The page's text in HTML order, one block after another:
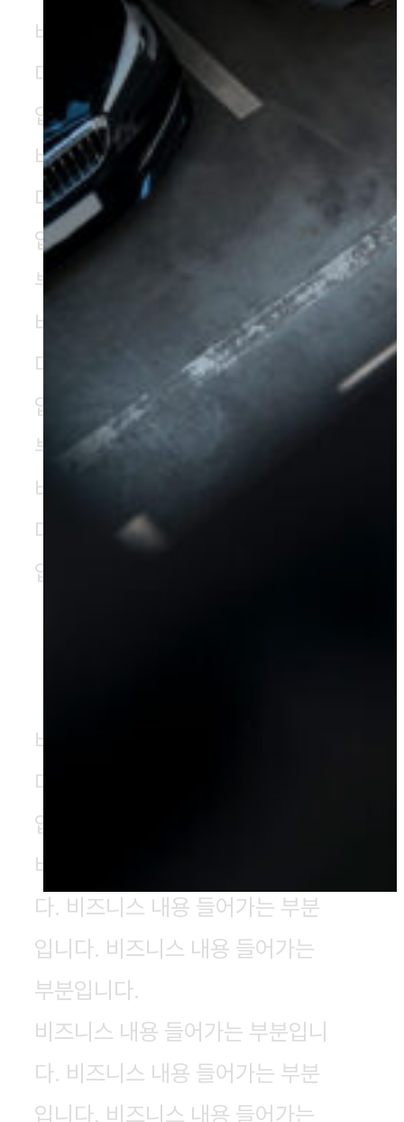
비즈니스 내용 들어가는 부분입니
다. 비즈니스 내용 들어가는 부분
입니다.
비즈니스 내용 들어가는 부분입니
다. 비즈니스 내용 들어가는 부분
입니다. 비즈니스 내용 들어가는
부분입니다.
비즈니스 내용 들어가는 부분입니
다. 비즈니스 내용 들어가는 부분
입니다. 비즈니스 내용 들어가는
부분입니다.
비즈니스 내용 들어가는 부분입니
다. 비즈니스 내용 들어가는 부분
입니다.
비즈니스 내용 들어가는 부분입니
다. 비즈니스 내용 들어가는 부분
입니다.
비즈니스 내용 들어가는 부분입니
다. 비즈니스 내용 들어가는 부분
입니다. 비즈니스 내용 들어가는
부분입니다.
비즈니스 내용 들어가는 부분입니
다. 비즈니스 내용 들어가는 부분
입니다. 비즈니스 내용 들어가는